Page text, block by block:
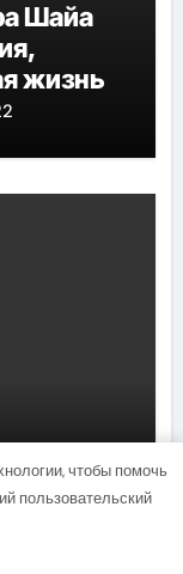
Шайа
жизнь
олимп
чтобы помочь
пользовательский